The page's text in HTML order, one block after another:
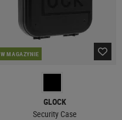
W MAGAZYNIE
GLOCK
Security Case